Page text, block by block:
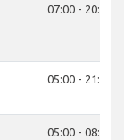
07:00 - 20:00
05:00 - 21:00
05:00 - 08:00